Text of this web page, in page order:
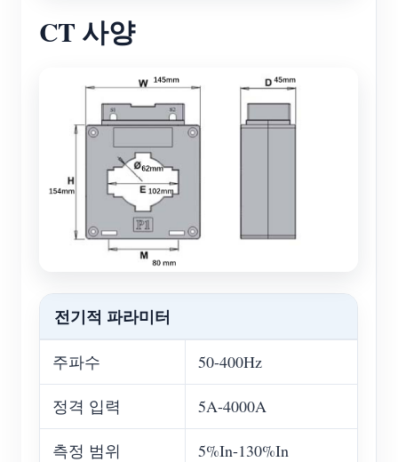
CT 사양
전기적 파라미터
주파수 50-400Hz
정격 입력 5A-4000A
측정 범위 5%In-130%In